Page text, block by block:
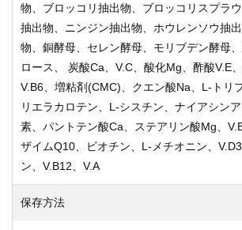
物、ブロッコリ抽出物、ブロッコリスプラ
抽出物、ニンジン抽出物、ホウレンソウ抽
物、銅酵母、セレン酵母、モリブデン酵母
ロース、 炭酸Ca、V.C、酸化Mg、酢酸V.E
V.B6、増粘剤(CMC)、クエン酸Na、L-トリ
リエラカロテン、L-シスチン、ナイアシン
素、パントテン酸Ca、ステアリン酸Mg、
ザイムQ10、ビオチン、L-メチオニン、
ン、V.B12、V.A
保存方法